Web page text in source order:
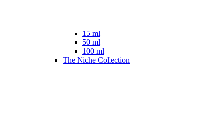
15 ml
50 ml
100 ml
The Niche Collection